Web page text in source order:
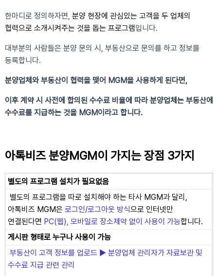
한마디로 정의하자면, 분양 현장에 관심있는 고객을 두 업체의
협력으로 소개시켜주는 것을 돕는 프로그램입니다.
대부분의 사람들은 분양 문의 시, 부동산으로 문의를 하고 정보를
등록합니다.
분양업체와 부동산이 협력을 맺어 MGM을 사용하게 된다면,
이후 계약 시 사전에 합의된 수수료 비율에 따라 분양업체는 부동산에
수수료를 지급하는 것을 MGM이라고 합니다.
아톡비즈 분양MGM이 가지는 장점 3가지
별도의 프로그램 설치가 필요없음
별도의 프로그램을 따로 설치해야 하는 타사 MGM과 달리,
아톡비즈 MGM은 로그인/로그아웃 방식으로 인터넷만
연결된다면 PC(웹), 모바일로 장소제약 없이 사용이 가능합니다.
게시판 형태로 누구나 사용이 가능
부동산이 고객 정보를 업로드 ▶ 분양업체 관리자가 자료보관 및
수수료 지급 관련 관리